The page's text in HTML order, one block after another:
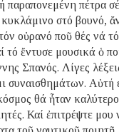
παραπονεμένη πέτρα
στό βουνό,
οὐρανό ποῦ θές νά
τό ἔντυσε μουσικά ὁ
Σπανός. Λίγες
συναισθημάτων. Αὐτή
θά ἦταν
Καί ἐπιτρέψτε